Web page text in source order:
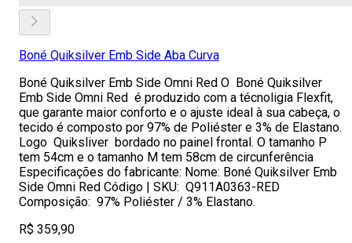
Boné Quiksilver Emb Side Aba Curva
Boné Quiksilver Emb Side Omni Red O Boné Quiksilver
Emb Side Omni Red é produzido com a técnoligia Flexfit,
que garante maior conforto e o ajuste ideal à sua cabeça, o
tecido é composto por 97% de Poliéster e 3% de Elastano.
Logo Quiksliver bordado no painel frontal. O tamanho P
tem 54cm e o tamanho M tem 58cm de circunferência
Especificações do fabricante: Nome: Boné Quiksilver Emb
Side Omni Red Código | SKU: Q911A0363-RED
Composição: 97% Poliéster / 3% Elastano.
R$ 359,90